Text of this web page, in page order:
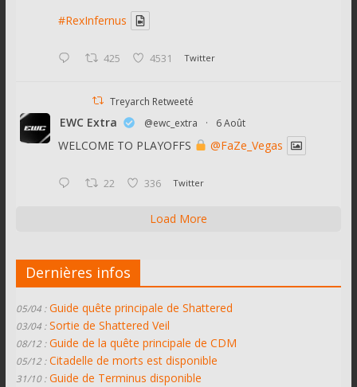
#RexInfernus
425 4531 Twitter
Treyarch Retweeté
EWC Extra @ewc_extra · 6 Août
WELCOME TO PLAYOFFS @FaZe_Vegas
22 336 Twitter
Load More
Dernières infos
05/04 : Guide quête principale de Shattered
03/04 : Sortie de Shattered Veil
08/12 : Guide de la quête principale de CDM
05/12 : Citadelle de morts est disponible
31/10 : Guide de Terminus disponible